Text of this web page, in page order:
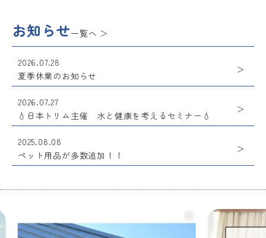
お知らせ一覧へ
2026.07.28
夏季休業のお知らせ
2026.07.27
💧日本トリム主催 水と健康を考えるセミナー💧
2025.08.08
ペット用品が多数追加！！